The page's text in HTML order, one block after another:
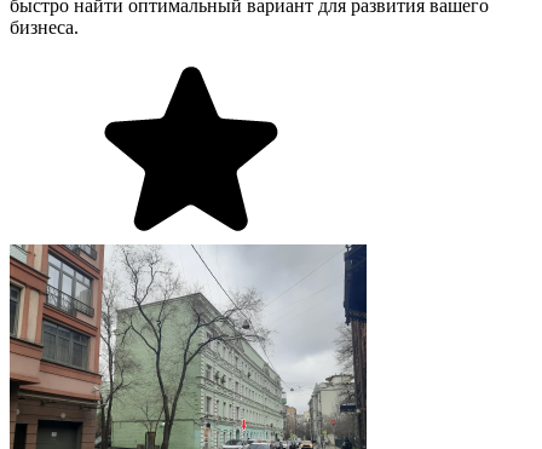
быстро найти оптимальный вариант для развития вашего
бизнеса.